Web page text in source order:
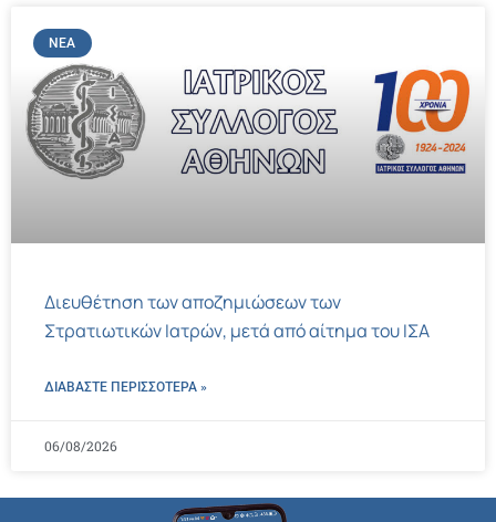
ΝΈΑ
Διευθέτηση των αποζημιώσεων των
Στρατιωτικών Ιατρών, μετά από αίτημα του ΙΣΑ
ΔΙΑΒΑΣΤΕ ΠΕΡΙΣΣΌΤΕΡΑ »
06/08/2026